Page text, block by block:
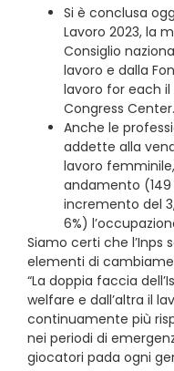
Si è conclusa
Lavoro 2023, la
Consiglio
lavoro e dalla
lavoro for each
Congress Center.
Anche le
addette alla
lavoro
andamento
incremento del
6%)
Siamo certi che l’Inps
elementi di
“La doppia faccia
welfare e dall’altra il
continuamente più
nei periodi di
giocatori pada ogni